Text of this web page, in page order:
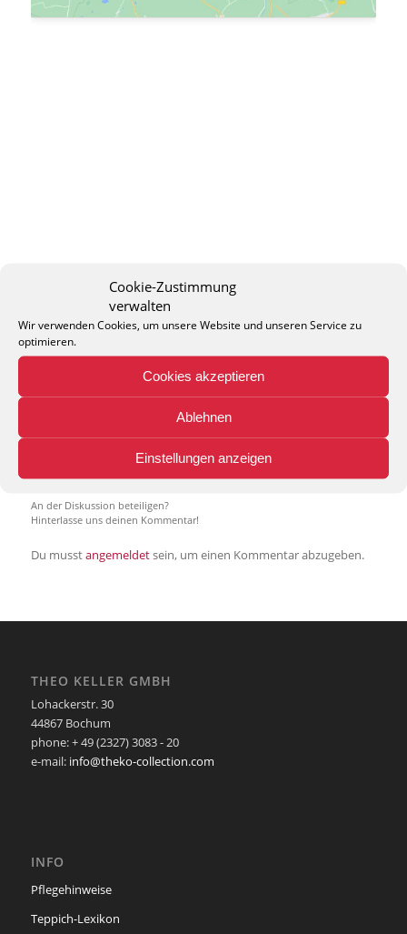
Cookie-Zustimmung
verwalten
Wir verwenden Cookies, um unsere Website und unseren Service zu
optimieren.
Cookies akzeptieren
Ablehnen
Einstellungen anzeigen
0
KOMMENTARE
Hinterlasse einen Kommentar
An der Diskussion beteiligen?
Hinterlasse uns deinen Kommentar!
Du musstangemeldetsein, um einen Kommentar abzugeben.
THEO KELLER GMBH
Lohackerstr. 30
44867 Bochum
phone: + 49 (2327) 3083 - 20
e-mail: info@theko-collection.com
INFO
Pflegehinweise
Teppich-Lexikon